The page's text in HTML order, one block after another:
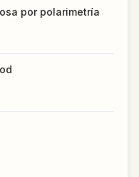
por polarimetría